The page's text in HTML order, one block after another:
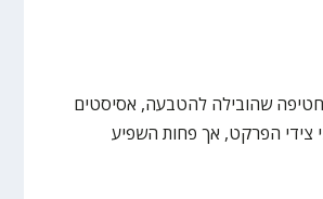
שהובילה להטבעה, אסיסטים
צידי הפרקט, אך פחות השפיע